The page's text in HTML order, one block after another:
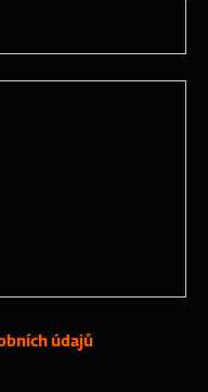
údajů